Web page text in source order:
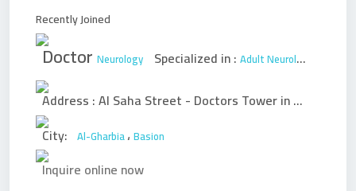
Recently Joined
Doctor Neurology Specialized in : Adult Neurology
Address :Al Saha Street - Doctors Tower in front of the National Bank
City: Al-Gharbia، Basion
Inquire online now